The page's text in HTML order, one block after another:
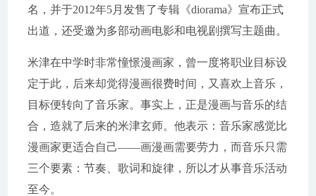
名，并于2012年5月发售了专辑《diorama》宣布正式
出道，还受邀为多部动画电影和电视剧撰写主题曲。
米津在中学时非常憧憬漫画家，曾一度将职业目标设
定于此，后来却觉得漫画很费时间，又喜欢上音乐，
目标便转向了音乐家。事实上，正是漫画与音乐的结
合，造就了后来的米津玄师。他表示：音乐家感觉比
漫画家更适合自己——画漫画需要劳力，而音乐只需
三个要素：节奏、歌词和旋律，所以才从事音乐活动
至今。